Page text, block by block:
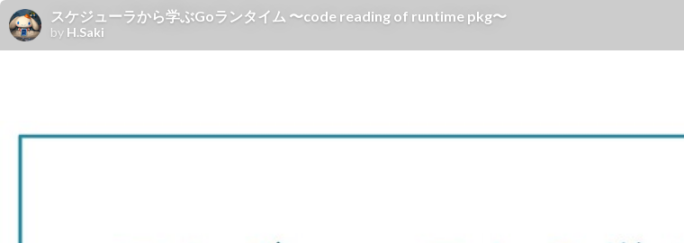
スケジューラから学ぶGoランタイム 〜code reading of runtime pkg〜
by H.Saki